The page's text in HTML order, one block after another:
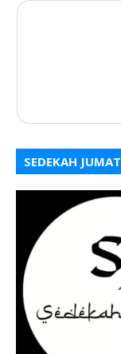
SEDEKAH JUMAT